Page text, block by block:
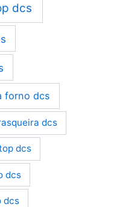
dcs
forno dcs
dcs
dcs
dcs
dcs